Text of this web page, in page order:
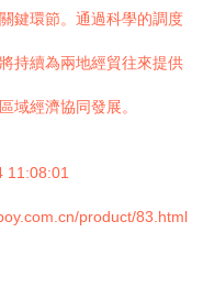
鍵環節。通過科學的調度
持續為兩地經貿往來提供
域經濟協同發展。
11:08:01
product/83.html